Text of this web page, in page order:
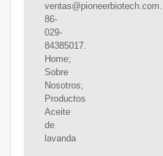
ventas@pioneerbiotech.com.
86-
029-
84385017.
Home;
Sobre
Nosotros;
Productos
Aceite
de
lavanda